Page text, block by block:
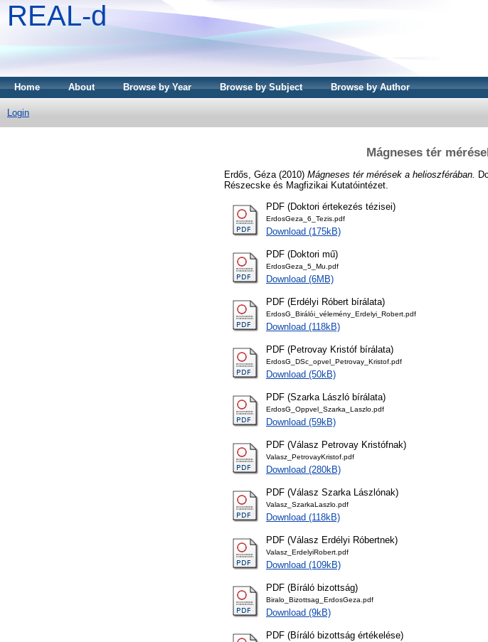
REAL-d
Home About Browse by Year Browse by Subject Browse by Author
Login
Mágneses tér
Erdős, Géza (2010) Mágneses tér mérések a helioszférában.
Részecske és Magfizikai Kutatóintézet.
PDF (Doktori értekezés tézisei)
ErdosGeza_6_Tezis.pdf
Download (175kB)
PDF (Doktori mű)
ErdosGeza_5_Mu.pdf
Download (6MB)
PDF (Erdélyi Róbert bírálata)
ErdosG_Birálói_vélemény_Erdelyi_Robert.pdf
Download (118kB)
PDF (Petrovay Kristóf bírálata)
ErdosG_DSc_opvel_Petrovay_Kristof.pdf
Download (50kB)
PDF (Szarka László bírálata)
ErdosG_Oppvel_Szarka_Laszlo.pdf
Download (59kB)
PDF (Válasz Petrovay Kristófnak)
Valasz_PetrovayKristof.pdf
Download (280kB)
PDF (Válasz Szarka Lászlónak)
Valasz_SzarkaLaszlo.pdf
Download (118kB)
PDF (Válasz Erdélyi Róbertnek)
Valasz_ErdelyiRobert.pdf
Download (109kB)
PDF (Bíráló bizottság)
Biralo_Bizottsag_ErdosGeza.pdf
Download (9kB)
PDF (Bíráló bizottság értékelése)